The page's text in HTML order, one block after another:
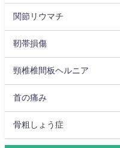
関節リウマチ
靭帯損傷
頸椎椎間板ヘルニア
首の痛み
骨粗しょう症